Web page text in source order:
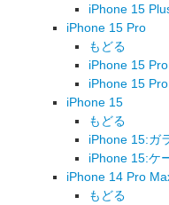
iPhone 15
iPhone 15 Pro
もどる
iPhone 15
iPhone 15
iPhone 15
もどる
iPhone 15:ガ
iPhone 15:ケ
iPhone 14 Pro
もどる